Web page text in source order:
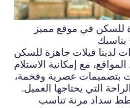
للسكن في موقع مميز
لدينا فيلات جاهزة للسكن
مع إمكانية الاستلام
بتصميمات عصرية وفخمة،
التي يحتاجها العميل.
سداد مرنة تناسب